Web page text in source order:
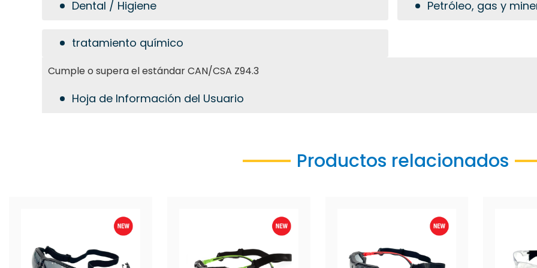
Dental / Higiene Petróleo, gas y
tratamiento químico
Cumple o supera el estándar CAN/CSA Z94.3
Hoja de Información del Usuario
Productos relacionados